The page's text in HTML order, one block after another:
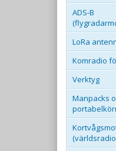
ADS-B
LoRa
Komradio
Verktyg
Manpacks